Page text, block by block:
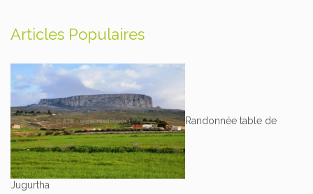
Articles Populaires
Randonnée table de
Jugurtha